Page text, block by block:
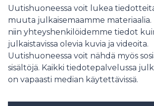
Uutishuoneessa voit lukea
muuta julkaisemaamme materiaalia.
niin yhteyshenkilöidemme tiedot
julkaistavissa olevia kuvia ja videoita.
Uutishuoneessa voit nähdä myös
sisältöjä. Kaikki tiedotepalvelussa
on vapaasti median käytettävissä.